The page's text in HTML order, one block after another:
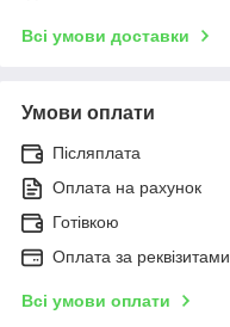
Всі умови доставки
Умови оплати
Післяплата
Оплата на рахунок
Готівкою
Оплата за реквізитами
Всі умови оплати